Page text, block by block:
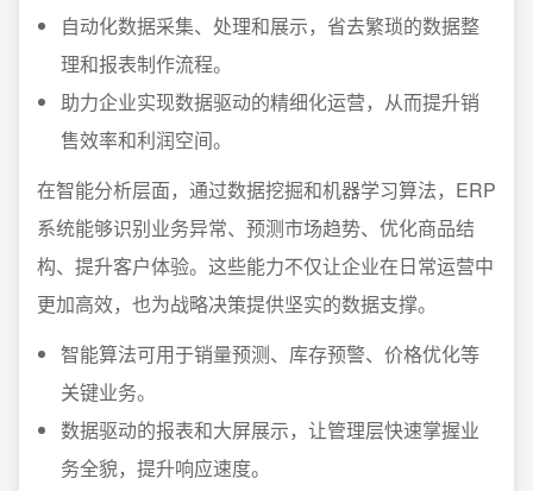
自动化数据采集、处理和展示，省去繁琐的数据整
理和报表制作流程。
助力企业实现数据驱动的精细化运营，从而提升销
售效率和利润空间。
在智能分析层面，通过数据挖掘和机器学习算法，ERP
系统能够识别业务异常、预测市场趋势、优化商品结
构、提升客户体验。这些能力不仅让企业在日常运营中
更加高效，也为战略决策提供坚实的数据支撑。
智能算法可用于销量预测、库存预警、价格优化等
关键业务。
数据驱动的报表和大屏展示，让管理层快速掌握业
务全貌，提升响应速度。